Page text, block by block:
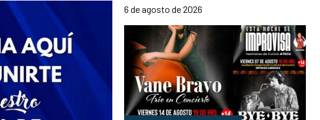
6 de agosto de 2026